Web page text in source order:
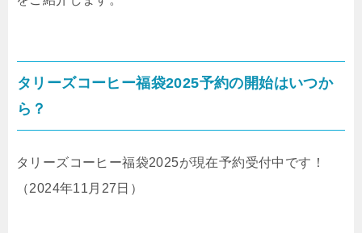
タリーズコーヒー福袋2025予約の開始はいつか
ら？
タリーズコーヒー福袋2025が現在予約受付中です！
（2024年11月27日）